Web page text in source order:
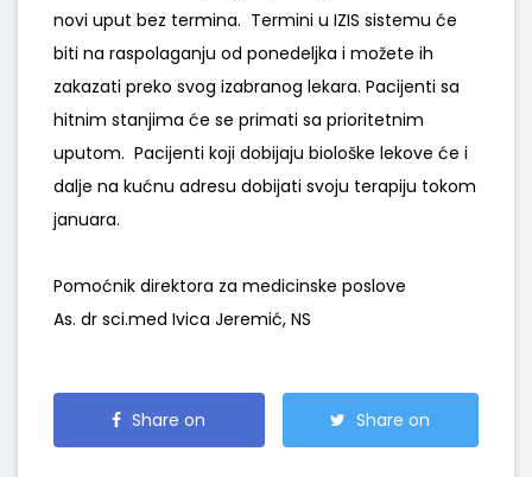
novi uput bez termina. Termini u IZIS sistemu će
biti na raspolaganju od ponedeljka i možete ih
zakazati preko svog izabranog lekara. Pacijenti sa
hitnim stanjima će se primati sa prioritetnim
uputom. Pacijenti koji dobijaju biološke lekove će i
dalje na kućnu adresu dobijati svoju terapiju tokom
januara.
Pomoćnik direktora za medicinske poslove
As. dr sci.med Ivica Jeremić, NS
Share on Share on